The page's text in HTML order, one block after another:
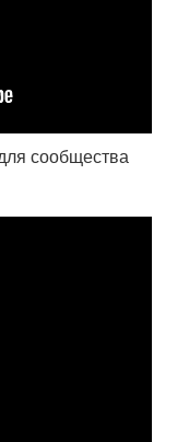
сообщества